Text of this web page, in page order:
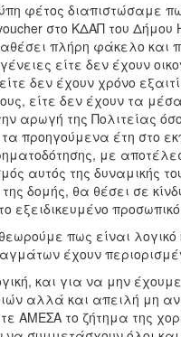
φέτος διαπιστώσαμε
στο ΚΔΑΠ του Δήμου
πλήρη φάκελο και
είτε δεν έχουν
δεν έχουν χρόνο
είτε δεν έχουν τα
αρωγή της Πολιτείας
προηγούμενα έτη στο
με
αυτός της δυναμικής
δομής, θα θέσει σε
εξειδικευμένο
θεωρούμε πως είναι
έχουν
και για να μην
αλλά και απειλή μη
ΑΜΕΣΑ το ζήτημα της